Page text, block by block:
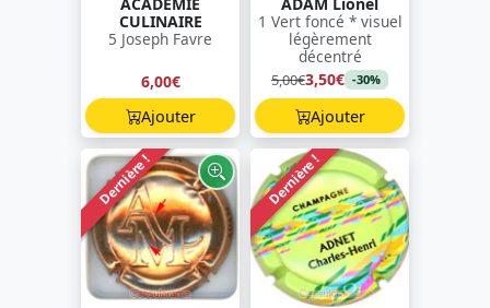
CULINAIRE
5 Joseph Favre
6,00€
Ajouter
1 Vert foncé * visuel
légèrement
décentré
5,00€3,50€ -30%
Ajouter
Dernière ! Dernière !